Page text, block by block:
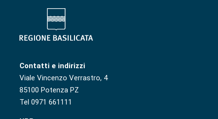
Contatti e indirizzi
Viale Vincenzo Verrastro, 4
85100 Potenza PZ
Tel 0971 661111